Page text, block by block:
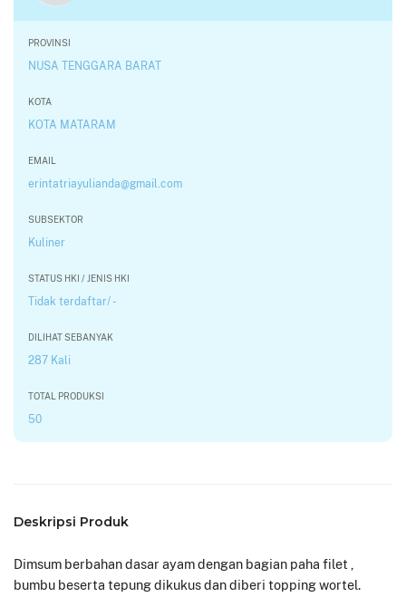
PROVINSI
NUSA TENGGARA BARAT
KOTA
KOTA MATARAM
EMAIL
erintatriayulianda@gmail.com
SUBSEKTOR
Kuliner
STATUS HKI / JENIS HKI
Tidak terdaftar/ -
DILIHAT SEBANYAK
287 Kali
TOTAL PRODUKSI
50
Deskripsi Produk
Dimsum berbahan dasar ayam dengan bagian paha filet ,
bumbu beserta tepung dikukus dan diberi topping wortel.